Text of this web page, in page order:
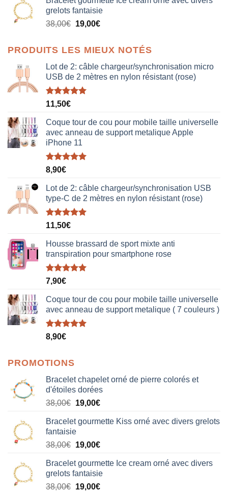
initial
était :
38,00€.
actuel
est :
19,00€.
grelots fantaisie
38,00€ Le
était :
38,00€.
19,00€Le
est :
19,00€.
PRODUITS LES MIEUX NOTÉS
Lot de 2: câble chargeur/synchronisation micro
USB de 2 mètres en nylon résistant (rose)
Note5.00
11,50€
Coque tour de cou pour mobile taille universelle
avec anneau de support metalique Apple
iPhone 11
Note5.00
8,90€
Lot de 2: câble chargeur/synchronisation USB
type-C de 2 mètres en nylon résistant (rose)
Note5.00
11,50€
Housse brassard de sport mixte anti
transpiration pour smartphone rose
Note5.00
7,90€
Coque tour de cou pour mobile taille universelle
avec anneau de support metalique ( 7 couleurs )
Note5.00
8,90€
PROMOTIONS
Bracelet chapelet orné de pierre colorés et
d'étoiles dorées
38,00€ Le
initial
était :
38,00€.
19,00€Le
actuel
19,00€.
Bracelet gourmette Kiss orné avec divers grelots
fantaisie
38,00€ Le
initial
était :
38,00€.
19,00€Le
actuel
est :
19,00€.
Bracelet gourmette Ice cream orné avec divers
grelots fantaisie
38,00€ Le
19,00€Le